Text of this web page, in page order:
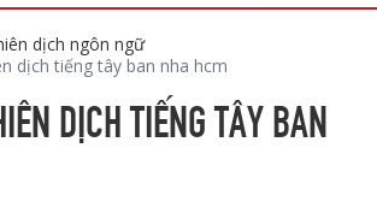
dịch ngôn ngữ
dịch tiếng tây ban nha hcm
DỊCH TIẾNG TÂY BAN